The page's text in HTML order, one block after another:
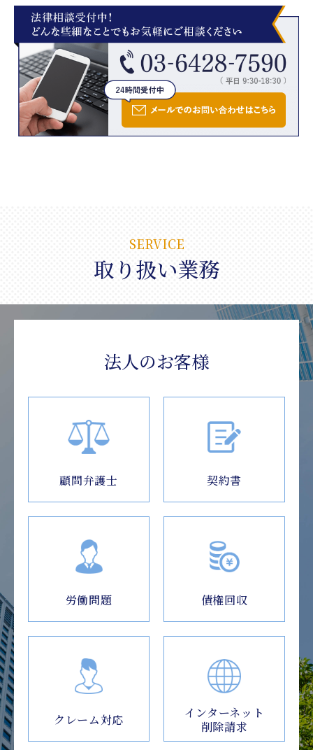
SERVICE
取り扱い業務
法人のお客様
顧問弁護士 契約書
労働問題 債権回収
クレーム対応
インターネット
削除請求